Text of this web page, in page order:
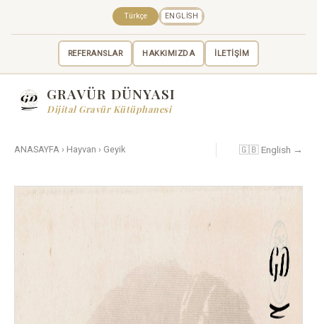
REFERANSLAR HAKKIMIZDA İLETİŞİM
Türkçe ENGLISH
GRAVÜR DÜNYASI
Dijital Gravür Kütüphanesi
ANASAYFA › Hayvan › Geyik 🇬🇧 English →